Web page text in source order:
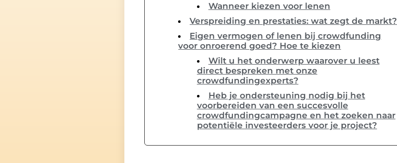
Wanneer kiezen voor lenen
Verspreiding en prestaties: wat zegt de markt?
Eigen vermogen of lenen bij crowdfunding
voor onroerend goed? Hoe te kiezen
Wilt u het onderwerp waarover u leest
direct bespreken met onze
crowdfundingexperts?
Heb je ondersteuning nodig bij het
voorbereiden van een succesvolle
crowdfundingcampagne en het zoeken naar
potentiële investeerders voor je project?